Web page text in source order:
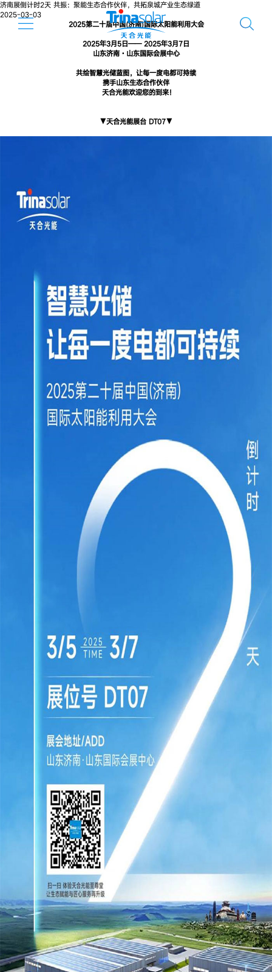
济南展倒计时2天 共振：聚能生态合作伙伴，共拓泉城产业生态绿道
2025-03-03
2025第二十届中国(济南)国际太阳能利用大会
2025年3月5日—— 2025年3月7日
山东济南·山东国际会展中心
共绘智慧光储蓝图，让每一度电都可持续
携手山东生态合作伙伴
天合光能欢迎您的到来！
▼天合光能展台 DT07▼